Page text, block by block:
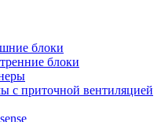
блоки
блоки
с приточной вентиляцией